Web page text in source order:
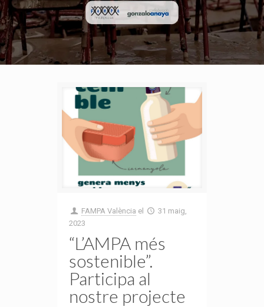
FAMPA València el
31 maig,
2023
“L’AMPA més
sostenible”.
Participa al
nostre projecte